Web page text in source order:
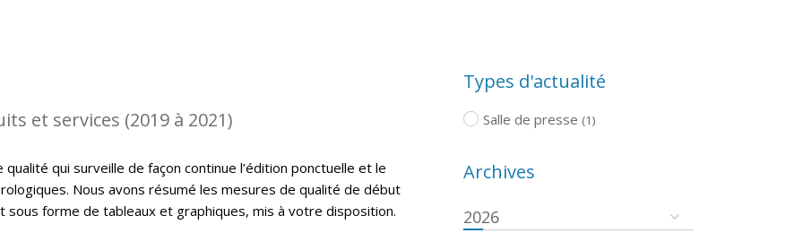
et services (2019 à 2021)
qui surveille de façon continue l’édition ponctuelle et le
Nous avons résumé les mesures de qualité de début
sous forme de tableaux et graphiques, mis à votre disposition.
Types d'actualité
Salle de presse (1)
Archives
2026